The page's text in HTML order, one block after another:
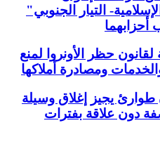
التيار الجنوبي"
لقانون حظر الأونروا لمنع
ومصادرة أملاكها
طوارئ يجيز إغلاق وسيلة
دون علاقة بفترات